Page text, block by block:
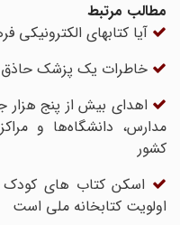
مطالب مرتبط
آیا کتابهای الکترونیکی
خاطرات یک پزشک حاذق
اهدای بیش از پنج هزار
مدارس، دانشگاه‌ها و
کشور
اسکن کتاب های کودک و
اولویت کتابخانه ملی است